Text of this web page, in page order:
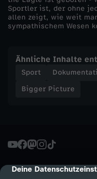
cmp-dialog-
Deine
e
h
e
a
g
Sportler ist, der ohne
allen zeigt, wie weit
sympathischem Wesen
Ähnliche Inhalte
Sport
Bigger Picture